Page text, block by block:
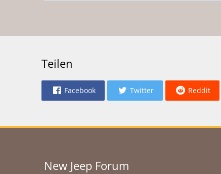
Teilen
Facebook Twitter Reddit
New Jeep Forum